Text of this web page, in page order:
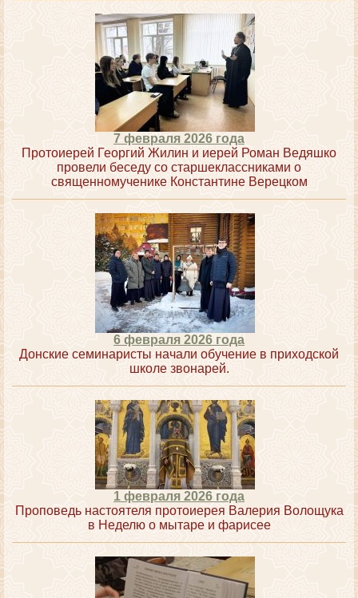
7 февраля 2026 года
Протоиерей Георгий Жилин и иерей Роман Ведяшко
провели беседу со старшеклассниками о
священномученике Константине Верецком
6 февраля 2026 года
Донские семинаристы начали обучение в приходской
школе звонарей.
1 февраля 2026 года
Проповедь настоятеля протоиерея Валерия Волощука
в Неделю о мытаре и фарисее